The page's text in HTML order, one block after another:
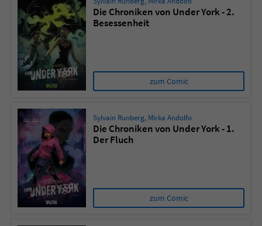
Die Chroniken von Under York - 2.
Besessenheit
zum Comic
Sylvain Runberg, Mirka Andolfo
Die Chroniken von Under York - 1.
Der Fluch
zum Comic